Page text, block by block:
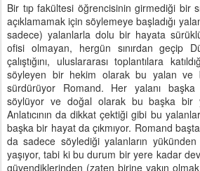
Bir tıp fakültesi öğrencisinin girmediği bir
açıklamamak için söylemeye başladığı
sadece) yalanlarla dolu bir hayata
ofisi olmayan, hergün sınırdan geçip
çalıştığını, uluslararası toplantılara
söyleyen bir hekim olarak bu yalan ve
sürdürüyor Romand. Her yalanı
söylüyor ve doğal olarak bu başka bir
Anlatıcının da dikkat çektiği gibi bu
başka bir hayat da çıkmıyor. Romand
da sadece söylediği yalanların
yaşıyor, tabi ki bu durum bir yere kadar
güvendiklerinden (zaten birine yakın